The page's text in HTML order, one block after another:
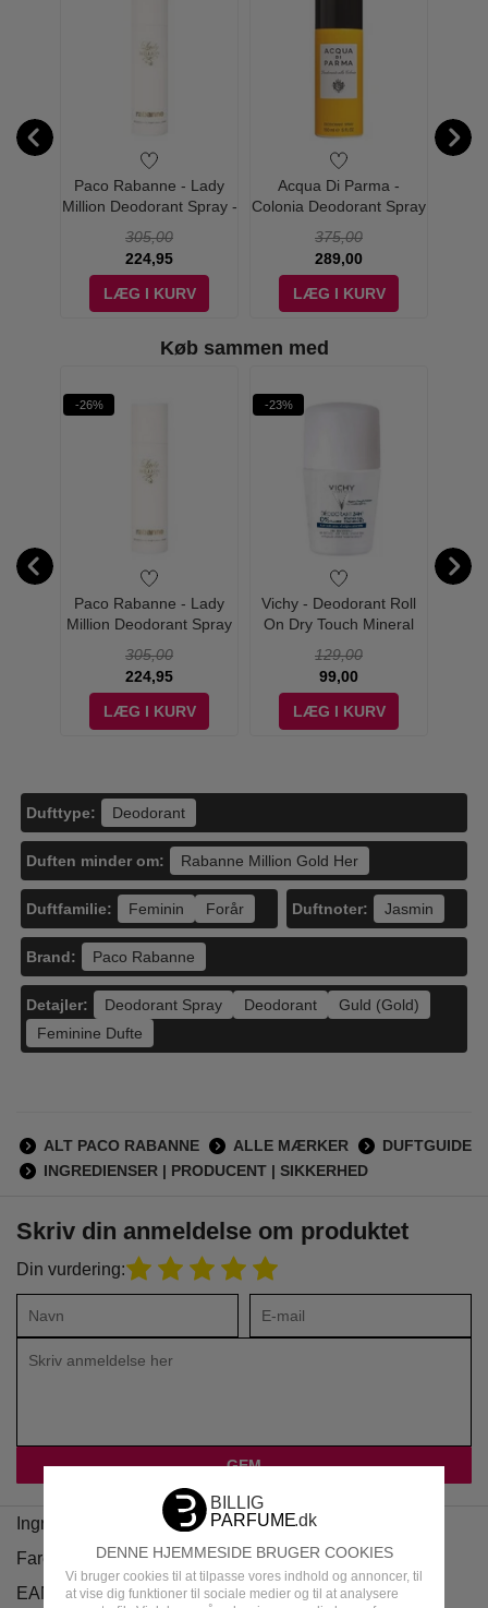
DENNE HJEMMESIDE BRUGER COOKIES
Vi bruger cookies til at tilpasse vores indhold og annoncer, til
at vise dig funktioner til sociale medier og til at analysere
Paco Rabanne - Lady
Million Deodorant Spray -
305,00
224,95
LÆG I KURV
Acqua Di Parma -
Colonia Deodorant Spray
375,00
289,00
LÆG I KURV
Køb sammen med
-26%
Paco Rabanne - Lady
Million Deodorant Spray
305,00
224,95
LÆG I KURV
-23%
Vichy - Deodorant Roll
On Dry Touch Mineral
129,00
99,00
LÆG I KURV
Dufttype: Deodorant
Duftfamilie: Feminin Forår Duftnoter: Jasmin
Brand: Paco Rabanne
Duften minder om: Rabanne Million Gold Her
Detajler: Deodorant Spray Deodorant
Guld (Gold)
Feminine Dufte
ALT PACO RABANNE ALLE MÆRKER
DUFTGUIDE
INGREDIENSER | PRODUCENT | SIKKERHED
Skriv din anmeldelse om produktet
Din vurdering:
Ingredienser
Faremærker
EAN